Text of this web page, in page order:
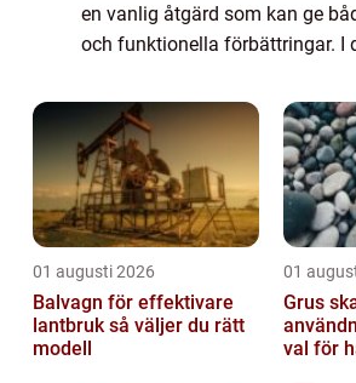
en vanlig åtgärd som kan ge
och funktionella förbättringar. I
guide om att ...
01 augusti 2026
Balvagn för effektivare
lantbruk så väljer du rätt
modell
01
Grus
val för